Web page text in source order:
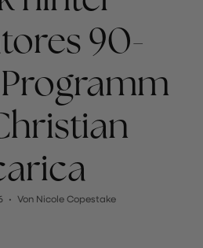
90-
Von Nicole Copestake